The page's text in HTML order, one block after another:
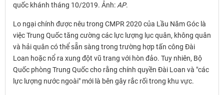
quốc khánh tháng 10/2019. Ảnh: AP.
Lo ngại chính được nêu trong CMPR 2020 của Lầu Năm Góc là
việc Trung Quốc tăng cường các lực lượng lục quân, không quân
và hải quân có thể sẵn sàng trong trường hợp tấn công Đài
Loan hoặc nổ ra xung đột vũ trang với hòn đảo. Tuy nhiên, Bộ
Quốc phòng Trung Quốc cho rằng chính quyền Đài Loan và "các
lực lượng nước ngoài" mới là bên gây rắc rối trong khu vực.